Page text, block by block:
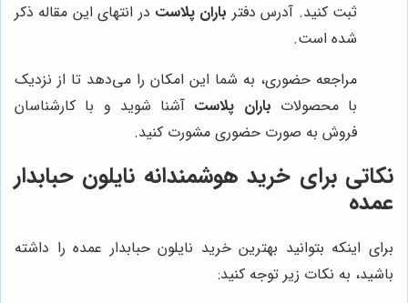
ثبت کنید. آدرس دفتر باران پلاست در انتهای این مقاله ذکر
شده است.
مراجعه حضوری، به شما این امکان را می‌دهد تا از نزدیک
با محصولات باران پلاست آشنا شوید و با کارشناسان
فروش به صورت حضوری مشورت کنید.
نکاتی برای خرید هوشمندانه نایلون حبابدار
عمده
برای اینکه بتوانید بهترین خرید نایلون حبابدار عمده را داشته
باشید، به نکات زیر توجه کنید: